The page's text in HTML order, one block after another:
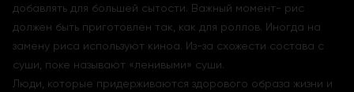
добавлять для большей сытости. Важный момент- рис
должен быть приготовлен так, как для роллов. Иногда на
замену риса используют киноа. Из-за схожести состава с
суши, поке называют «ленивыми» суши.
Люди, которые придерживаются здорового образа жизни и